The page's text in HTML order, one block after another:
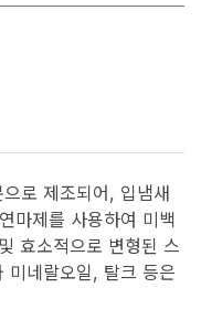
로 제조되어, 입냄새
마제를 사용하여 미백
효소적으로 변형된 스
미네랄오일, 탈크 등은